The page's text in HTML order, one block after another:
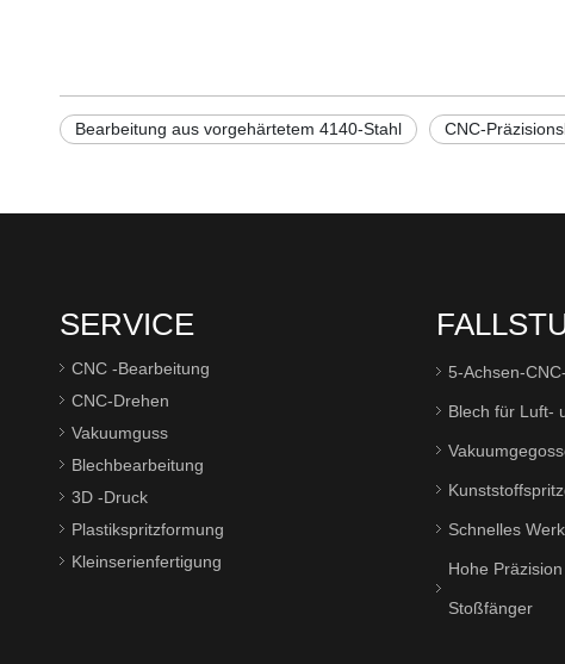
Bearbeitung aus vorgehärtetem 4140-Stahl CNC-
SERVICE
CNC -Bearbeitung
CNC-Drehen
Vakuumguss
Blechbearbeitung
3D -Druck
Plastikspritzformung
Kleinserienfertigung
5-Achsen-
Blech für Luft-
Schnelles
Hohe
Stoßfänger